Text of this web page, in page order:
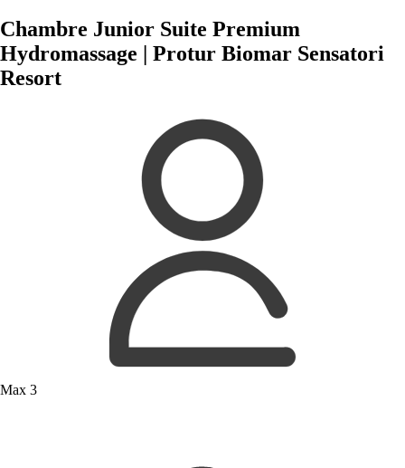
Chambre Junior Suite Premium
Hydromassage | Protur Biomar Sensatori
Resort
Max 3